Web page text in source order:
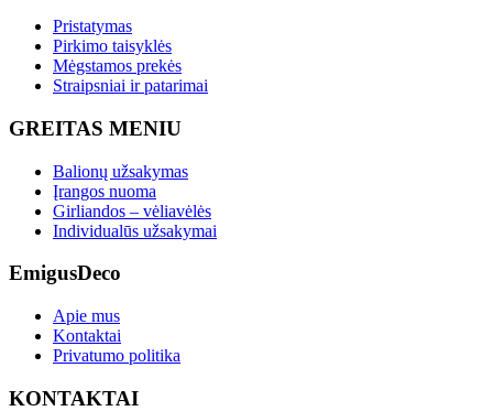
Pristatymas
Pirkimo taisyklės
Mėgstamos prekės
Straipsniai ir patarimai
GREITAS MENIU
Balionų užsakymas
Įrangos nuoma
Girliandos – vėliavėlės
Individualūs užsakymai
EmigusDeco
Apie mus
Kontaktai
Privatumo politika
KONTAKTAI